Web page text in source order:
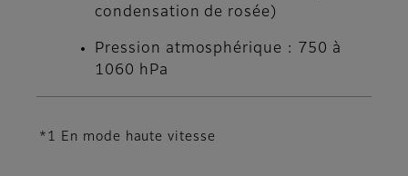
condensation de rosée)
Pression atmosphérique : 750 à
1060 hPa
*1 En mode haute vitesse